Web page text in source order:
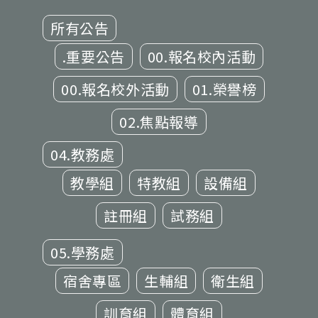
所有公告
.重要公告
00.報名校內活動
00.報名校外活動
01.榮譽榜
02.焦點報導
04.教務處
教學組
特教組
設備組
註冊組
試務組
05.學務處
宿舍專區
生輔組
衛生組
訓育組
體育組